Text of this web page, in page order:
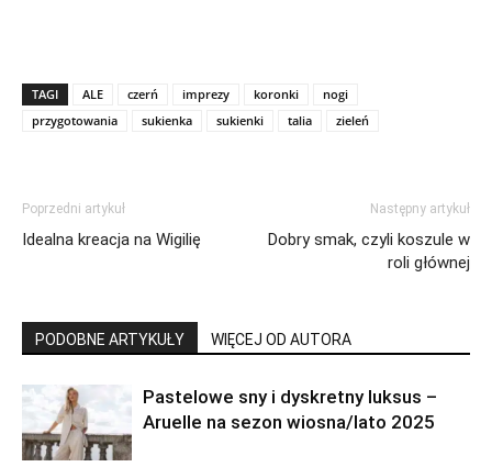
TAGI ALE czerń imprezy koronki
nogi
przygotowania
sukienka sukienki talia zieleń
Poprzedni artykuł
Idealna kreacja na Wigilię
Następny artykuł
Dobry smak, czyli koszule w
roli głównej
PODOBNE ARTYKUŁY WIĘCEJ OD AUTORA
Pastelowe sny i dyskretny luksus –
Aruelle na sezon wiosna/lato 2025